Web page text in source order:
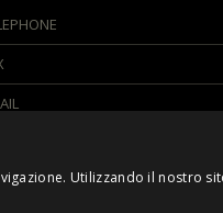
Utilizzando il nostro